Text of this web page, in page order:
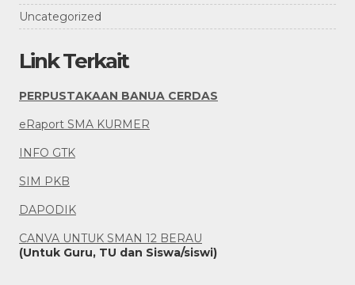
Uncategorized
Link Terkait
PERPUSTAKAAN BANUA CERDAS
eRaport SMA KURMER
INFO GTK
SIM PKB
DAPODIK
CANVA UNTUK SMAN 12 BERAU
(Untuk Guru, TU dan Siswa/siswi)